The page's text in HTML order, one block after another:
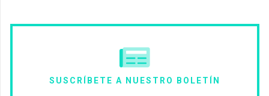
SUSCRÍBETE A NUESTRO BOLETÍN